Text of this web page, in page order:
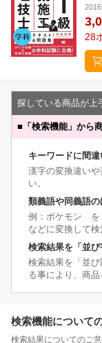
28
探している商品が上
■ 「検索機能」から
キーワードに間
漢字の変換違い
い。
類義語や同義語
例：ポケモン を
などに変換して検
検索結果を「並
検索結果を「並
る事により、商品
検索機能について
検索結果についてのご